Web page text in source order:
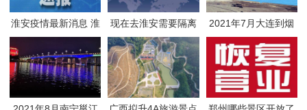
淮安疫情最新消息 淮
安疫情防控政策
现在去淮安需要隔离
吗 淮安最新隔离政策
2021年7月大连到烟
台航线因台风停航